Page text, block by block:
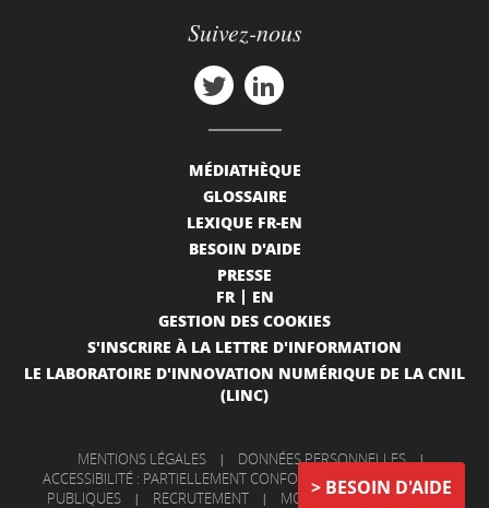
BESOIN D'AIDE
Suivez-nous
MÉDIATHÈQUE
GLOSSAIRE
LEXIQUE FR-EN
BESOIN D'AIDE
PRESSE
FR
EN
GESTION DES COOKIES
S'INSCRIRE À LA LETTRE D'INFORMATION
LE LABORATOIRE D'INNOVATION NUMÉRIQUE DE LA CNIL
(LINC)
MENTIONS LÉGALES | DONNÉES PERSONNELLES |
ACCESSIBILITÉ : PARTIELLEMENT CONFORME
|
INFORMATIONS
PUBLIQUES
| RECRUTEMENT | MON COMPTE |
NOUS